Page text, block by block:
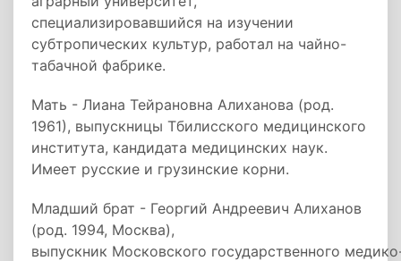
специализировавшийся на изучении
субтропических культур, работал на чайно-
табачной фабрике.
Мать - Лиана Тейрановна Алиханова (род.
1961), выпускницы Тбилисского медицинского
института, кандидата медицинских наук.
Имеет русские и грузинские корни.
Младший брат - Георгий Андреевич Алиханов
(род. 1994, Москва),
выпускник Московского государственного